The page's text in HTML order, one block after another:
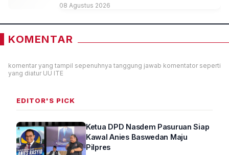
08 Agustus 2026
KOMENTAR
komentar yang tampil sepenuhnya tanggung jawab komentator seperti
yang diatur UU ITE
EDITOR'S PICK
Ketua DPD Nasdem Pasuruan Siap
Kawal Anies Baswedan Maju
Pilpres